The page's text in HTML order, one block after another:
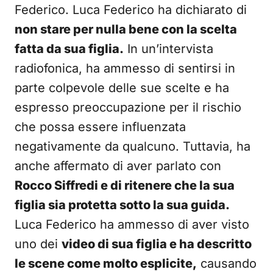
Federico. Luca Federico ha dichiarato di
non stare per nulla bene con la scelta
fatta da sua figlia. In un’intervista
radiofonica, ha ammesso di sentirsi in
parte colpevole delle sue scelte e ha
espresso preoccupazione per il rischio
che possa essere influenzata
negativamente da qualcuno. Tuttavia, ha
anche affermato di aver parlato con
Rocco Siffredi e di ritenere che la sua
figlia sia protetta sotto la sua guida.
Luca Federico ha ammesso di aver visto
uno dei video di sua figlia e ha descritto
le scene come molto esplicite, causando